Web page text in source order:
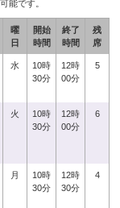
能です。
曜
日
開始
時間
終了
時間
残
席
水
10時
30分
12時
00分
5
火
10時
30分
12時
00分
6
月
10時
30分
12時
30分
4